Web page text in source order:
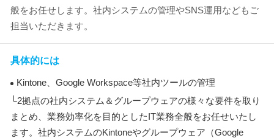
般をお任せします。社内システムの管理やSNS運用などもご
担当いただきます。
具体的には
Kintone、Google Workspace等社内ツールの管理
└2拠点の社内システム＆グループウェアの様々な要件を取り
まとめ、業務効率化を目的としたIT業務全般をお任せいたし
ます。社内システムのKintoneやグループウェア（Google